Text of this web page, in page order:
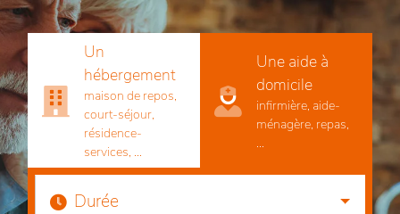
Un
hébergement
maison de repos,
court-séjour,
résidence-
services, ...
Une aide à
domicile
infirmière, aide-
ménagère, repas,
...
Durée